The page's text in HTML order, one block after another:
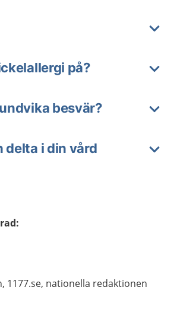
på?
besvär?
delta i din vård
:
1177.se, nationella redaktionen